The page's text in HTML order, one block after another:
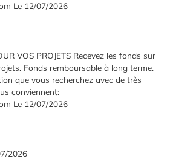
Le 12/07/2026
VOS PROJETS Recevez les fonds sur
Fonds remboursable à long terme.
que vous recherchez avec de très
conviennent:
Le 12/07/2026
2026